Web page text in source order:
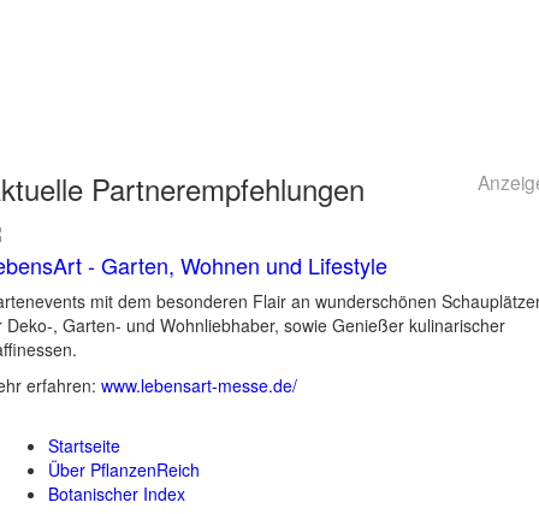
Partnerempfehlungen
- Garten, Wohnen und Lifestyle
mit dem besonderen Flair an wunderschönen
Deko-, Garten- und Wohnliebhaber, sowie Genießer kulinarischer
erfahren: www.lebensart-messe.de/
Startseite
Über PflanzenReich
Botanischer Index